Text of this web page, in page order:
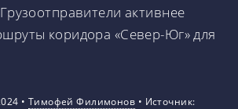
активнее
коридора «Север-Юг» для
• Тимофей Филимонов • Источник: